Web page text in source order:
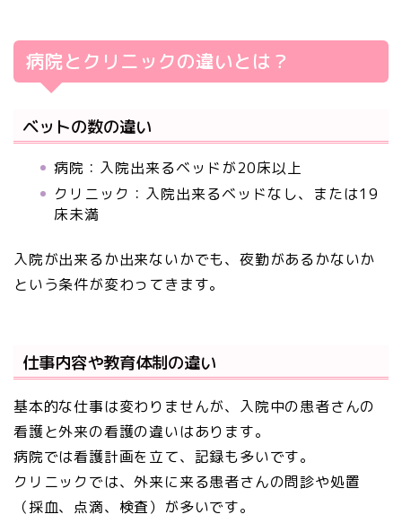
病院とクリニックの違いとは？
ベットの数の違い
病院：入院出来るベッドが20床以上
クリニック：入院出来るベッドなし、または19
床未満
入院が出来るか出来ないかでも、夜勤があるかないか
という条件が変わってきます。
仕事内容や教育体制の違い
基本的な仕事は変わりませんが、入院中の患者さんの
看護と外来の看護の違いはあります。
病院では看護計画を立て、記録も多いです。
クリニックでは、外来に来る患者さんの問診や処置
（採血、点滴、検査）が多いです。